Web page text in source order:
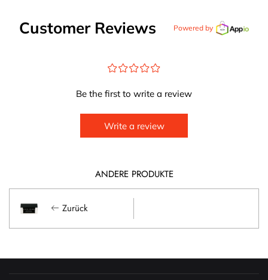
Customer Reviews Powered by
¤¤¤¤¤
Be the first to write a review
Write a review
ANDERE PRODUKTE
Zurück